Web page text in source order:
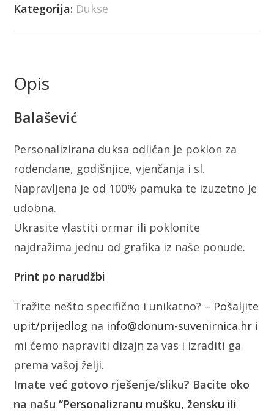
Kategorija: Dukse
Opis
Balašević
Personalizirana duksa odličan je poklon za
rođendane, godišnjice, vjenčanja i sl.
Napravljena je od 100% pamuka te izuzetno je
udobna.
Ukrasite vlastiti ormar ili poklonite
najdražima jednu od grafika iz naše ponude.
Print po narudžbi
Tražite nešto specifično i unikatno? – Pošaljite
upit/prijedlog na info@donum-suvenirnica.hr i
mi ćemo napraviti dizajn za vas i izraditi ga
prema vašoj želji.
Imate već gotovo rješenje/sliku? Bacite oko
na našu“Personalizranu mušku, žensku ili